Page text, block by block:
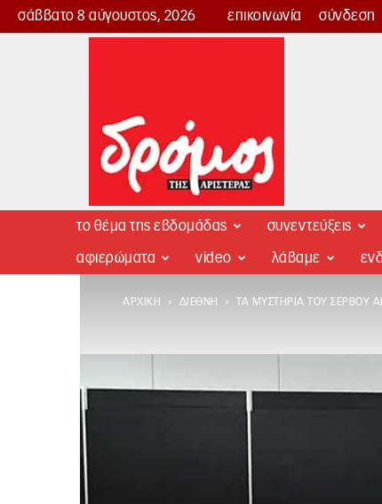
σάββατο 8 αύγουστος, 2026 επικοινωνία σύνδεση
Δρόμος
το θέμα της εβδομάδας συνεντεύξεις
αφιερώματα video λάβαμε
ΑΡΧΙΚΉ ΔΙΕΘΝΉ ΤΑ ΜΥΣΤΉΡΙΑ ΤΟΥ ΣΈΡΒΟΥ